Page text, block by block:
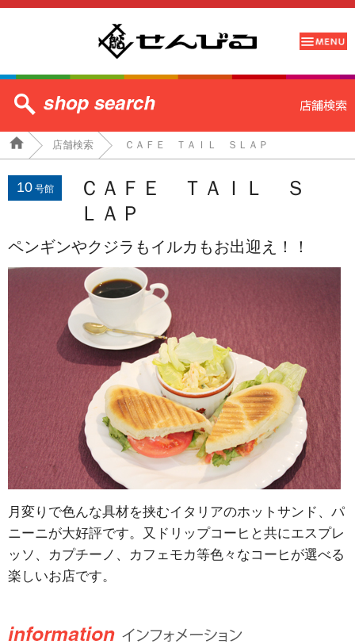
店舗検索 ＣＡＦＥ ＴＡＩＬ ＳＬＡＰ
10号館
ＣＡＦＥ ＴＡＩＬ Ｓ
ＬＡＰ
ペンギンやクジラもイルカもお出迎え！！
月変りで色んな具材を挟むイタリアのホットサンド、パ
ニーニが大好評です。又ドリップコーヒと共にエスプレ
ッソ、カプチーノ、カフェモカ等色々なコーヒが選べる
楽しいお店です。